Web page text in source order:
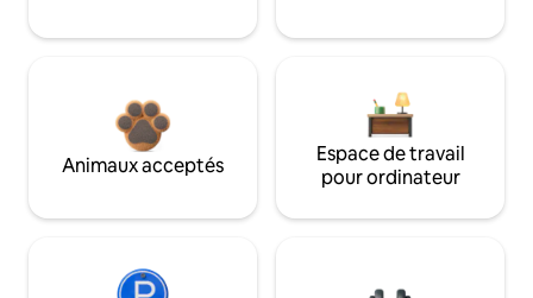
Animaux acceptés
Espace de travail
pour ordinateur